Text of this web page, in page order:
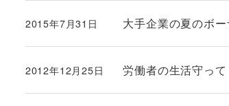
大手企業の夏のボ
投稿日
2015年7月31日
労働者の生活守っ
投稿日
2012年12月25日